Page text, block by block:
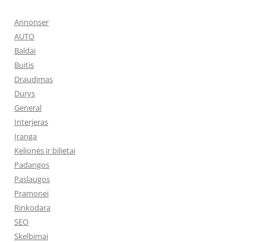
Annonser
AUTO
Baldai
Buitis
Draudimas
Durys
General
Interjeras
Įranga
Kelionės ir bilietai
Padangos
Paslaugos
Pramonei
Rinkodara
SEO
Skelbimai